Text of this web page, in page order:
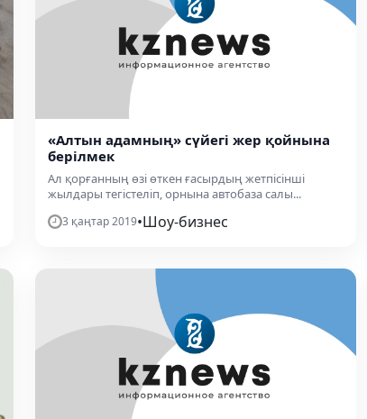
«Алтын адамның» сүйегі жер қойнына
берілмек
Ал қорғанның өзі өткен ғасырдың жетпісінші
жылдары тегістеліп, орнына автобаза салы...
3 қаңтар 2019•Шоу-бизнес